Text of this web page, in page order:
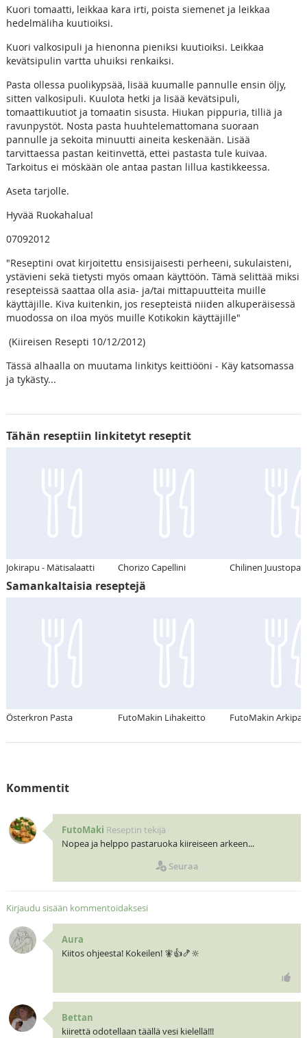
Kuori tomaatti, leikkaa kara irti, poista siemenet ja leikkaa
hedelmäliha kuutioiksi.
Kuori valkosipuli ja hienonna pieniksi kuutioiksi. Leikkaa
kevätsipulin vartta uhuiksi renkaiksi.
Pasta ollessa puolikypsää, lisää kuumalle pannulle ensin öljy,
sitten valkosipuli. Kuulota hetki ja lisää kevätsipuli,
tomaattikuutiot ja tomaatin sisusta. Hiukan pippuria, tilliä ja
ravunpystöt. Nosta pasta huuhtelemattomana suoraan
pannulle ja sekoita minuutti aineita keskenään. Lisää
tarvittaessa pastan keitinvettä, ettei pastasta tule kuivaa.
Tarkoitus ei möskään ole antaa pastan lillua kastikkeessa.
Aseta tarjolle.
Hyvää Ruokahalua!
07092012
"Reseptini ovat kirjoitettu ensisijaisesti perheeni, sukulaisteni,
ystävieni sekä tietysti myös omaan käyttöön. Tämä selittää miksi
resepteissä saattaa olla asia- ja/tai mittapuutteita muille
käyttäjille. Kiva kuitenkin, jos resepteistä niiden alkuperäisessä
muodossa on iloa myös muille Kotikokin käyttäjille"
(Kiireisen Resepti 10/12/2012)
Tässä alhaalla on muutama linkitys keittiööni - Käy katsomassa
ja tykästy...
Tähän reseptiin linkitetyt reseptit
Jokirapu - Mätisalaatti Chorizo Capellini Chilinen
Samankaltaisia reseptejä
Österkron Pasta FutoMakin Lihakeitto FutoMakin
Kommentit
FutoMaki Reseptin tekijä
Nopea ja helppo pastaruoka kiireiseen arkeen...
Seuraa
Kirjaudu sisään kommentoidaksesi
Aura
Kiitos ohjeesta! Kokeilen! 🧚👍🍤🔆
Bettan
kiirettä odotellaan täällä vesi kielellä!!!